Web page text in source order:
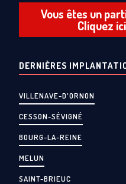
Vous êtes un
Cliquez ici
DERNIÈRES
VILLENAVE-D'ORNON
CESSON-SÉVIGNÉ
BOURG-LA-REINE
MELUN
SAINT-BRIEUC